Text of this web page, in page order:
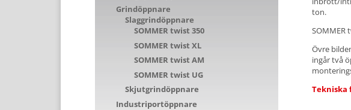
Grindöppnare
Slaggrindöppnare
SOMMER twist 350
SOMMER twist XL
SOMMER twist AM
SOMMER twist UG
Skjutgrindöppnare
Industriportöppnare
ton.
SOMMER
Övre
ingår två